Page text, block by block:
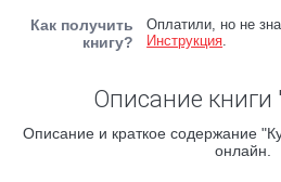
Как получить
книгу?
Оплатили, но не
Инструкция.
Описание книги
Описание и краткое содержание
онлайн.